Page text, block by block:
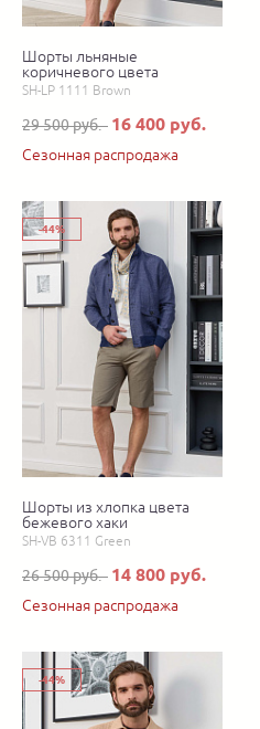
Шорты льняные
коричневого цвета
SH-LP 1111 Brown
29 500 руб. 16 400 руб.
Сезонная распродажа
-44%
Шорты из хлопка цвета
бежевого хаки
SH-VB 6311 Green
26 500 руб. 14 800 руб.
Сезонная распродажа
-44%